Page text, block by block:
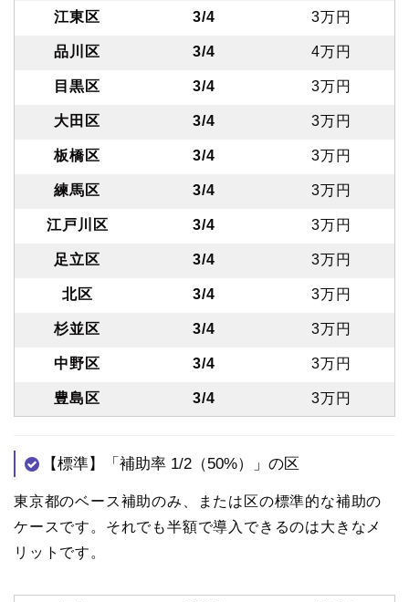
江東区 3/4 3万円
品川区 3/4 4万円
目黒区 3/4 3万円
大田区 3/4 3万円
板橋区 3/4 3万円
練馬区 3/4 3万円
江戸川区 3/4 3万円
足立区 3/4 3万円
北区 3/4 3万円
杉並区 3/4 3万円
中野区 3/4 3万円
豊島区 3/4 3万円
【標準】「補助率 1/2（50%）」の区
東京都のベース補助のみ、または区の標準的な補助の
ケースです。それでも半額で導入できるのは大きなメ
リットです。